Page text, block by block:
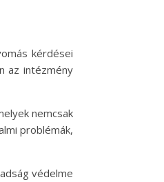
kérdései
az intézmény
nemcsak
problémák,
védelme